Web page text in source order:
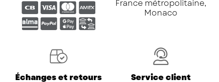
Échanges et retours
14 jours
Service client
du lundi au jeudi,
de 9h à 12h et de 14h à
17h30
le vendredi de 9h à 12h